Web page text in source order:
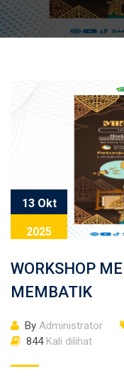
13 Okt
2025
WORKSHOP
MEMBATIK
By Administrator
844Kali dilihat